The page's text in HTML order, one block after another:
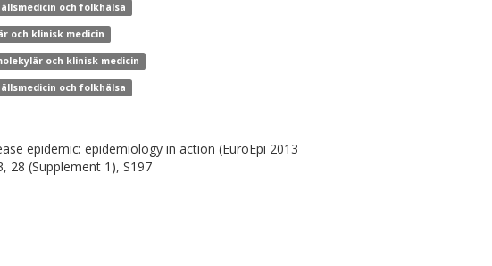
och folkhälsa
och klinisk medicin
och klinisk medicin
och folkhälsa
epidemic: epidemiology in action (EuroEpi 2013
28 (Supplement 1), S197